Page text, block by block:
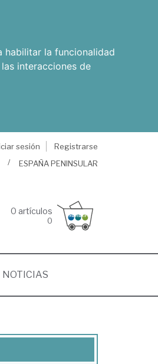
habilitar la funcionalidad
interacciones de
sesión
Registrarse
ESPAÑA PENINSULAR
0 artículos
0
NOTICIAS